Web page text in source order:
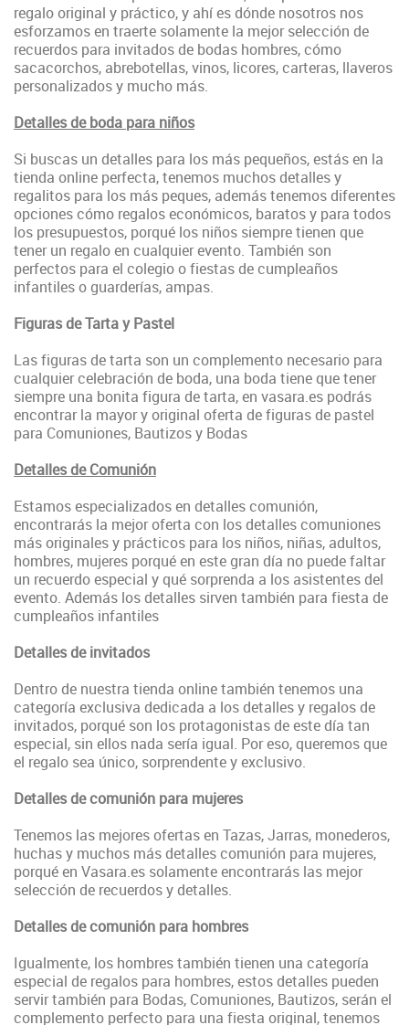
regalo original y práctico, y ahí es dónde nosotros nos
esforzamos en traerte solamente la mejor selección de
recuerdos para invitados de bodas hombres, cómo
sacacorchos, abrebotellas, vinos, licores, carteras, llaveros
personalizados y mucho más.
Detalles de boda para niños
Si buscas un detalles para los más pequeños, estás en la
tienda online perfecta, tenemos muchos detalles y
regalitos para los más peques, además tenemos diferentes
opciones cómo regalos económicos, baratos y para todos
los presupuestos, porqué los niños siempre tienen que
tener un regalo en cualquier evento. También son
perfectos para el colegio o fiestas de cumpleaños
infantiles o guarderías, ampas.
Figuras de Tarta y Pastel
Las figuras de tarta son un complemento necesario para
cualquier celebración de boda, una boda tiene que tener
siempre una bonita figura de tarta, en vasara.es podrás
encontrar la mayor y original oferta de figuras de pastel
para Comuniones, Bautizos y Bodas
Detalles de Comunión
Estamos especializados en detalles comunión,
encontrarás la mejor oferta con los detalles comuniones
más originales y prácticos para los niños, niñas, adultos,
hombres, mujeres porqué en este gran día no puede faltar
un recuerdo especial y qué sorprenda a los asistentes del
evento. Además los detalles sirven también para fiesta de
cumpleaños infantiles
Detalles de invitados
Dentro de nuestra tienda online también tenemos una
categoría exclusiva dedicada a los detalles y regalos de
invitados, porqué son los protagonistas de este día tan
especial, sin ellos nada sería igual. Por eso, queremos que
el regalo sea único, sorprendente y exclusivo.
Detalles de comunión para mujeres
Tenemos las mejores ofertas en Tazas, Jarras, monederos,
huchas y muchos más detalles comunión para mujeres,
porqué en Vasara.es solamente encontrarás las mejor
selección de recuerdos y detalles.
Detalles de comunión para hombres
Igualmente, los hombres también tienen una categoría
especial de regalos para hombres, estos detalles pueden
servir también para Bodas, Comuniones, Bautizos, serán el
complemento perfecto para una fiesta original, tenemos